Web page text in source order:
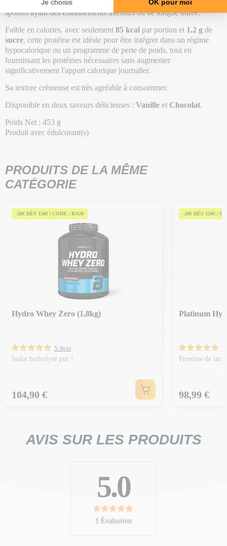
et leur supplémentation est particulièrement bénéfique pour les
sportifs ayant des entraînements intensifs ou de longue durée.
Faible en calories, avec seulement 85 kcal par portion et 1,2 g de
sucre, cette protéine est idéale pour être intégrer dans un régime
hypocalorique ou un programme de perte de poids, tout en
fournissant les protéines nécessaires sans augmenter
significativement l'apport calorique journalier.
Sa texture crémeuse est très agréable à consommer.
Disponible en deux saveurs délicieuses : Vanille et Chocolat.
Poids Net : 453 g
Produit avec édulcorant(s)
PRODUITS DE LA MÊME
CATÉGORIE
-20€ DÈS 150€ | CODE : BA20
Hydro Whey Zero (1,8kg)
5 Avis
Isolat hydrolysé pur !
Prix
104,90 €
-20€ DÈS 150€ |
Platinum
Protéine de
Prix
98,99 €
AVIS SUR LES PRODUITS
5.0
1 Évaluation